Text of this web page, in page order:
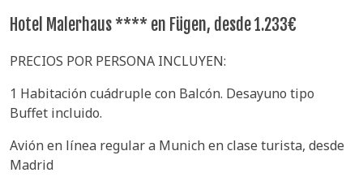
Hotel Malerhaus **** en Fügen, desde 1.233€
PRECIOS POR PERSONA INCLUYEN:
1 Habitación cuádruple con Balcón. Desayuno tipo
Buffet incluido.
Avión en línea regular a Munich en clase turista, desde
Madrid